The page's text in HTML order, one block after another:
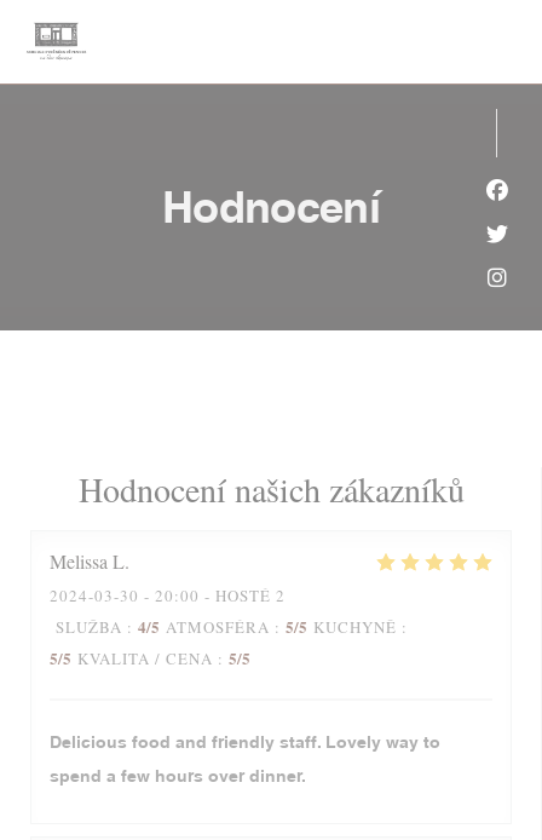
Hodnocení
Hodnocení našich zákazníků
MelissaL
2024-03-30 - 20:00 - HOSTÉ 2
SLUŽBA : 4/5 ATMOSFÉRA : 5/5 KUCHYNĚ :
5/5 KVALITA / CENA : 5/5
Delicious food and friendly staff. Lovely way to
spend a few hours over dinner.